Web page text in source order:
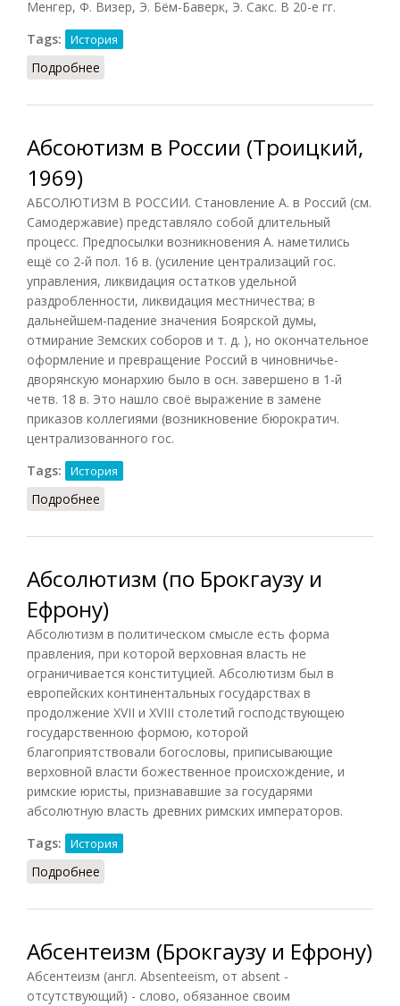
Менгер, Ф. Визер, Э. Бём-Баверк, Э. Сакс. В 20-е гг.
Tags:
История
Подробнее
Абсоютизм в России (Троицкий,
1969)
АБСОЛЮТИЗМ В РОССИИ. Становление А. в Россий (см.
Самодержавие) представляло собой длительный
процесс. Предпосылки возникновения А. наметились
ещё со 2-й пол. 16 в. (усиление централизаций гос.
управления, ликвидация остатков удельной
раздробленности, ликвидация местничества; в
дальнейшем-падение значения Боярской думы,
отмирание Земских соборов и т. д. ), но окончательное
оформление и превращение Россий в чиновничье-
дворянскую монархию было в осн. завершено в 1-й
четв. 18 в. Это нашло своё выражение в замене
приказов коллегиями (возникновение бюрократич.
централизованного гос.
Tags:
История
Подробнее
Абсолютизм (по Брокгаузу и
Ефрону)
Абсолютизм в политическом смысле есть форма
правления, при которой верховная власть не
ограничивается конституцией. Абсолютизм был в
европейских континентальных государствах в
продолжение XVII и XVIII столетий господствующею
государственною формою, которой
благоприятствовали богословы, приписывающие
верховной власти божественное происхождение, и
римские юристы, признававшие за государями
абсолютную власть древних римских императоров.
Tags:
История
Подробнее
Абсентеизм (Брокгаузу и Ефрону)
Абсентеизм (англ. Absenteeism, от absent -
отсутствующий) - слово, обязанное своим